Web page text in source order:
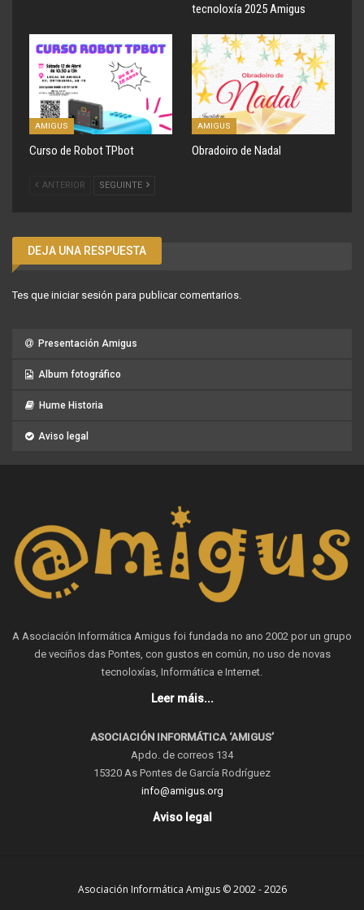
tecnoloxía 2025 Amigus
AMIGUS
Curso de Robot TPbot
AMIGUS
Obradoiro de Nadal
ANTERIOR SEGUINTE
DEJA UNA RESPUESTA
Tes que iniciar sesión para publicar comentarios.
Presentación Amigus
Album fotográfico
Hume Historia
Aviso legal
A Asociación Informática Amigus foi fundada no ano 2002 por un grupo
de veciños das Pontes, con gustos en común, no uso de novas
tecnoloxías, Informática e Internet.
Leer máis...
ASOCIACIÓN INFORMÁTICA ‘AMIGUS’
Apdo. de correos 134
15320 As Pontes de García Rodríguez
info@amigus.org
Aviso legal
Asociación Informática Amigus © 2002 - 2026